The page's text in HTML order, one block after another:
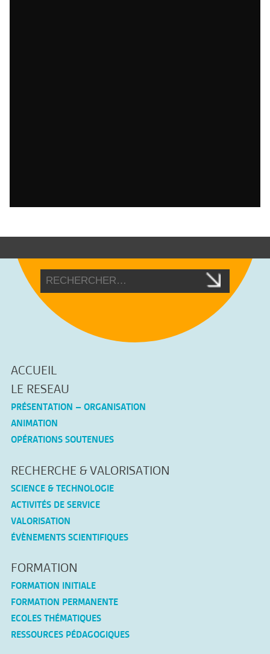
ACCUEIL
LE RESEAU
PRÉSENTATION – ORGANISATION
ANIMATION
OPÉRATIONS SOUTENUES
RECHERCHE & VALORISATION
SCIENCE & TECHNOLOGIE
ACTIVITÉS DE SERVICE
VALORISATION
ÉVÈNEMENTS SCIENTIFIQUES
FORMATION
FORMATION INITIALE
FORMATION PERMANENTE
ECOLES THÉMATIQUES
RESSOURCES PÉDAGOGIQUES